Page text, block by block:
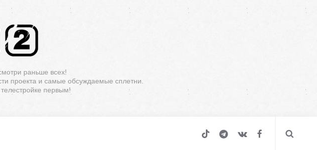
раньше всех!
проекта и самые обсуждаемые сплетни.
первым!